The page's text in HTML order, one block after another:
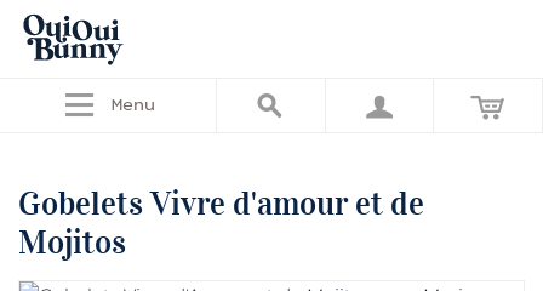
Menu
Gobelets Vivre d'amour et de
Mojitos